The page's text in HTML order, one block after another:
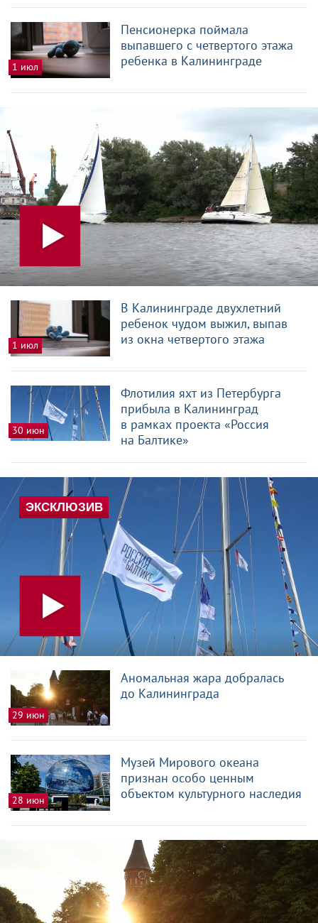
1 июл
Пенсионерка поймала
выпавшего с четвертого этажа
ребенка в Калининграде
1 июл
В Калининграде двухлетний
ребенок чудом выжил, выпав
из окна четвертого этажа
30 июн
Флотилия яхт из Петербурга
прибыла в Калининград
в рамках проекта «Россия
на Балтике»
29 июн
Аномальная жара добралась
до Калининграда
28 июн
Музей Мирового океана
признан особо ценным
объектом культурного наследия